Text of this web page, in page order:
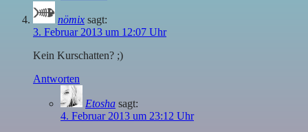
nömix sagt:
3. Februar 2013 um 12:07 Uhr
Kein Kurschatten? ;)
Antworten
Etosha sagt:
4. Februar 2013 um 23:12 Uhr